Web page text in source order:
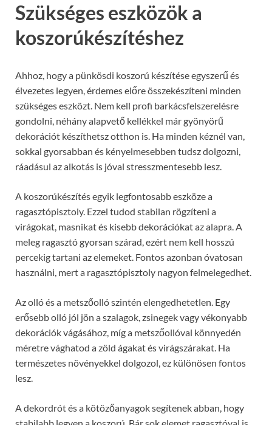
Szükséges eszközök a
koszorúkészítéshez
Ahhoz, hogy a pünkösdi koszorú készítése egyszerű és
élvezetes legyen, érdemes előre összekészíteni minden
szükséges eszközt. Nem kell profi barkácsfelszerelésre
gondolni, néhány alapvető kellékkel már gyönyörű
dekorációt készíthetsz otthon is. Ha minden kéznél van,
sokkal gyorsabban és kényelmesebben tudsz dolgozni,
ráadásul az alkotás is jóval stresszmentesebb lesz.
A koszorúkészítés egyik legfontosabb eszköze a
ragasztópisztoly. Ezzel tudod stabilan rögzíteni a
virágokat, masnikat és kisebb dekorációkat az alapra. A
meleg ragasztó gyorsan szárad, ezért nem kell hosszú
percekig tartani az elemeket. Fontos azonban óvatosan
használni, mert a ragasztópisztoly nagyon felmelegedhet.
Az olló és a metszőolló szintén elengedhetetlen. Egy
erősebb olló jól jön a szalagok, zsinegek vagy vékonyabb
dekorációk vágásához, míg a metszőollóval könnyedén
méretre vághatod a zöld ágakat és virágszárakat. Ha
természetes növényekkel dolgozol, ez különösen fontos
lesz.
A dekordrót és a kötözőanyagok segítenek abban, hogy